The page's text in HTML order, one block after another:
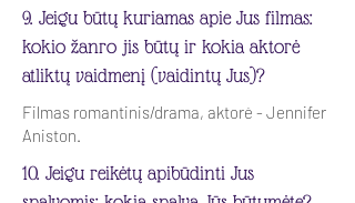
9. Jeigu būtų kuriamas apie Jus filmas:
kokio žanro jis būtų ir kokia aktorė
atliktų vaidmenį (vaidintų Jus)?
Filmas romantinis/drama, aktorė - Jennifer
Aniston.
10. Jeigu reikėtų apibūdinti Jus